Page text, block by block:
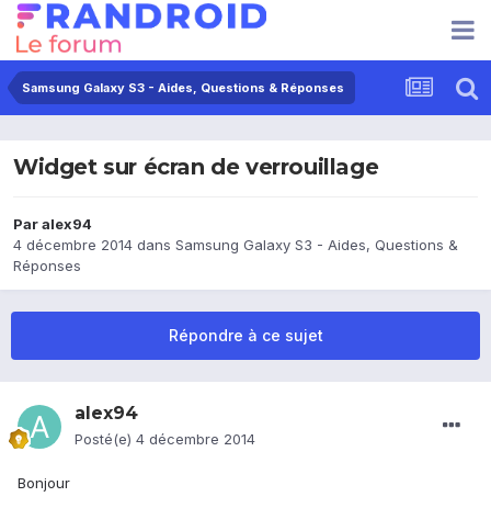
Samsung Galaxy S3 - Aides, Questions & Réponses
Widget sur écran de verrouillage
Paralex94
4 décembre 2014 dans Samsung Galaxy S3 - Aides, Questions &
Réponses
Répondre à ce sujet
alex94
Posté(e) 4 décembre 2014
Bonjour